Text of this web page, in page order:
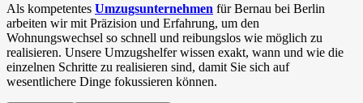
Als kompetentes Umzugsunternehmen für Bernau bei Berlin
arbeiten wir mit Präzision und Erfahrung, um den
Wohnungswechsel so schnell und reibungslos wie möglich zu
realisieren. Unsere Umzugshelfer wissen exakt, wann und wie die
einzelnen Schritte zu realisieren sind, damit Sie sich auf
wesentlichere Dinge fokussieren können.